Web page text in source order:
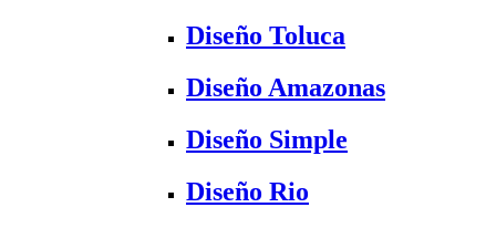
Diseño Toluca
Diseño Amazonas
Diseño Simple
Diseño Rio